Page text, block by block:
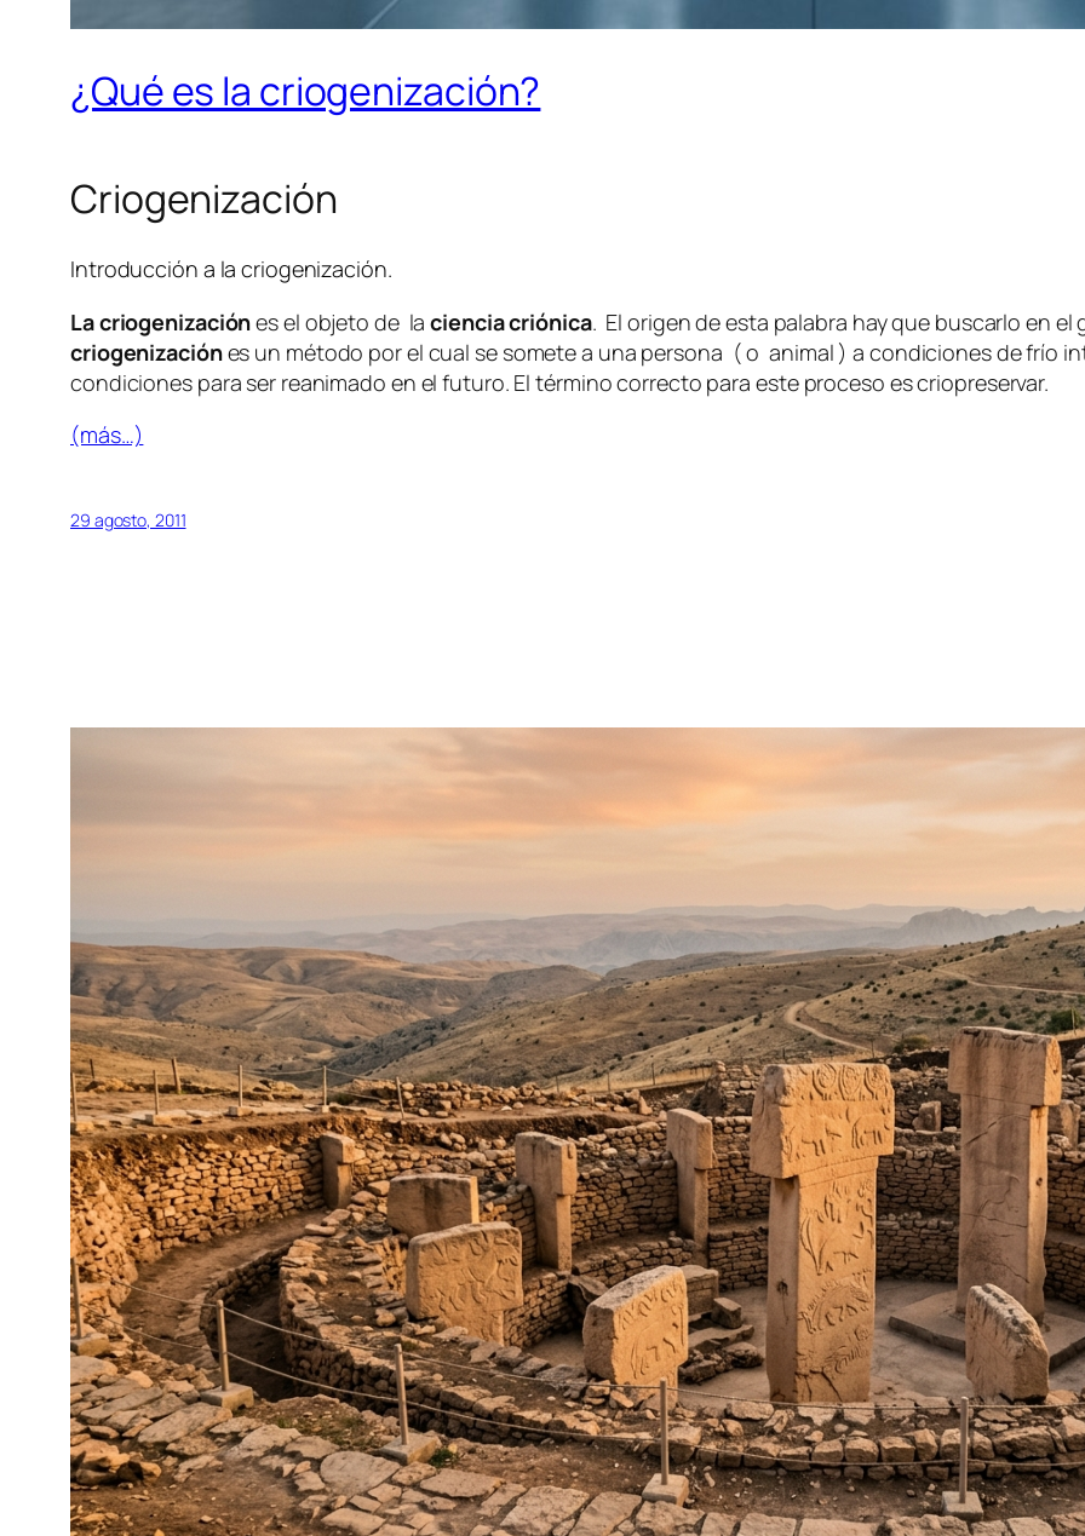
¿Qué es la criogenización?
Criogenización
Introducción a la criogenización.
La criogenizaciónes el objeto de laciencia criónica. El origen de esta palabra hay que buscarlo en el
criogenizaciónes un método por el cual se somete a una persona ( o animal ) a condiciones de frío
condiciones para ser reanimado en el futuro. El término correcto para este proceso es criopreservar.
(más…)
29 agosto, 2011